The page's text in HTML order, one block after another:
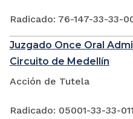
Radicado: 76-147-33-33-
Juzgado Once Oral
Circuito de Medellín
Acción de Tutela
Radicado: 05001-33-33-